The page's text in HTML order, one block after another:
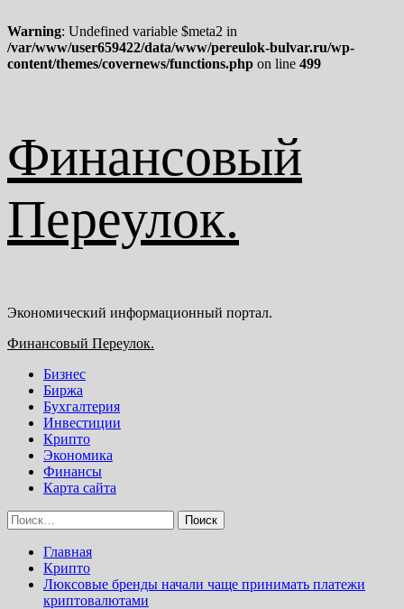
Warning: Undefined variable $meta2 in
/var/www/user659422/data/www/pereulok-bulvar.ru/wp-
content/themes/covernews/functions.php on line 499
к
содержимому
Финансовый
Переулок.
Экономический информационный портал.
Основное
Финансовый Переулок.
Бизнес
Биржа
Бухгалтерия
Инвестиции
Крипто
Экономика
Финансы
Карта сайта
Найти:
Главная
Крипто
Люксовые бренды начали чаще принимать платежи
криптовалютами